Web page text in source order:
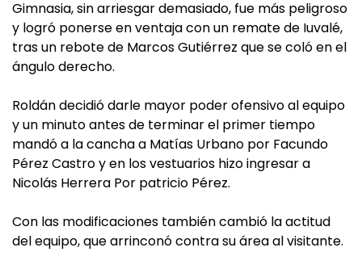
Gimnasia, sin arriesgar demasiado, fue más peligroso
y logró ponerse en ventaja con un remate de Iuvalé,
tras un rebote de Marcos Gutiérrez que se coló en el
ángulo derecho.
Roldán decidió darle mayor poder ofensivo al equipo
y un minuto antes de terminar el primer tiempo
mandó a la cancha a Matías Urbano por Facundo
Pérez Castro y en los vestuarios hizo ingresar a
Nicolás Herrera Por patricio Pérez.
Con las modificaciones también cambió la actitud
del equipo, que arrinconó contra su área al visitante.